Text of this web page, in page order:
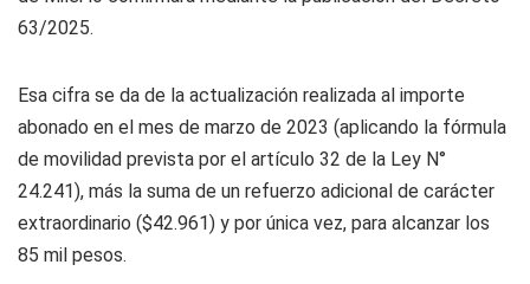
63/2025.
Esa cifra se da de la actualización realizada al importe
abonado en el mes de marzo de 2023 (aplicando la fórmula
de movilidad prevista por el artículo 32 de la Ley N°
24.241), más la suma de un refuerzo adicional de carácter
extraordinario ($42.961) y por única vez, para alcanzar los
85 mil pesos.